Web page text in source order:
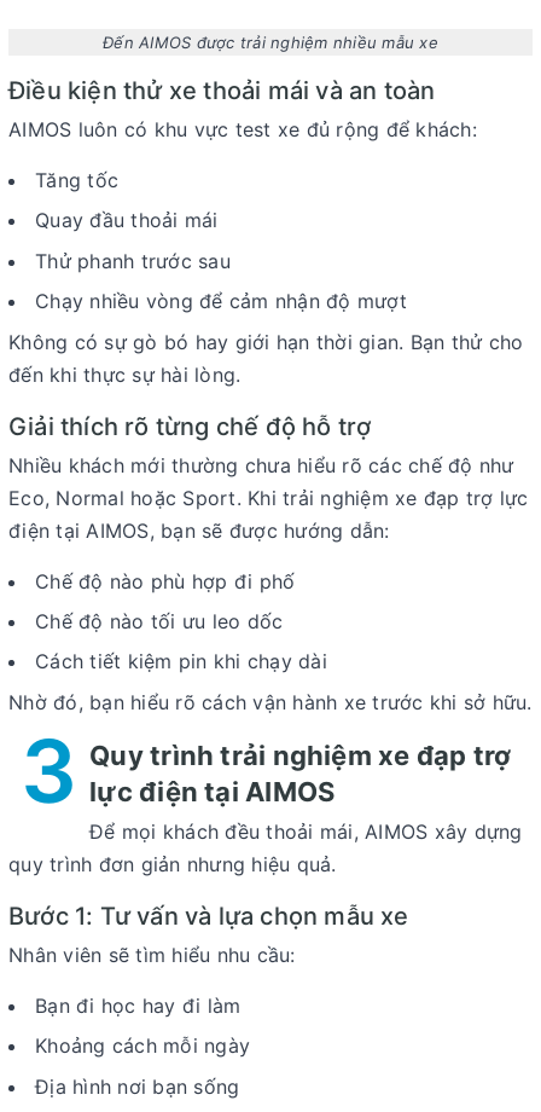
Đến AIMOS được trải nghiệm nhiều mẫu xe
Điều kiện thử xe thoải mái và an toàn
AIMOS luôn có khu vực test xe đủ rộng để khách:
Tăng tốc
Quay đầu thoải mái
Thử phanh trước sau
Chạy nhiều vòng để cảm nhận độ mượt
Không có sự gò bó hay giới hạn thời gian. Bạn thử cho
đến khi thực sự hài lòng.
Giải thích rõ từng chế độ hỗ trợ
Nhiều khách mới thường chưa hiểu rõ các chế độ như
Eco, Normal hoặc Sport. Khi trải nghiệm xe đạp trợ lực
điện tại AIMOS, bạn sẽ được hướng dẫn:
Chế độ nào phù hợp đi phố
Chế độ nào tối ưu leo dốc
Cách tiết kiệm pin khi chạy dài
Nhờ đó, bạn hiểu rõ cách vận hành xe trước khi sở hữu.
3 Quy trình trải nghiệm xe đạp trợ
lực điện tại AIMOS
Để mọi khách đều thoải mái, AIMOS xây dựng
quy trình đơn giản nhưng hiệu quả.
Bước 1: Tư vấn và lựa chọn mẫu xe
Nhân viên sẽ tìm hiểu nhu cầu:
Bạn đi học hay đi làm
Khoảng cách mỗi ngày
Địa hình nơi bạn sống